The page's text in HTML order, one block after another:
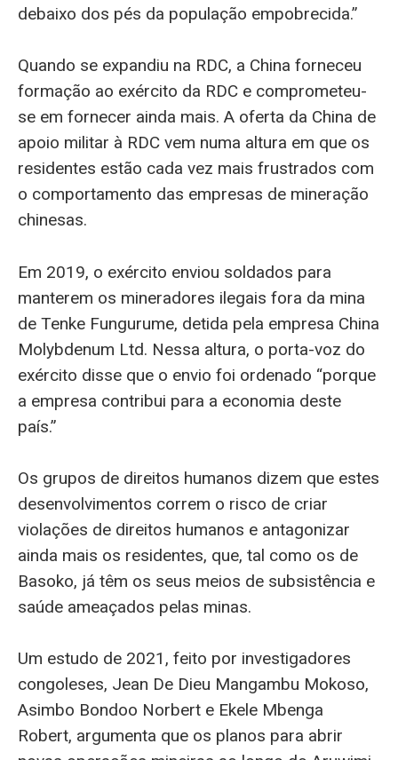
debaixo dos pés da população empobrecida.”
Quando se expandiu na RDC, a China forneceu
formação ao exército da RDC e comprometeu-
se em fornecer ainda mais. A oferta da China de
apoio militar à RDC vem numa altura em que os
residentes estão cada vez mais frustrados com
o comportamento das empresas de mineração
chinesas.
Em 2019, o exército enviou soldados para
manterem os mineradores ilegais fora da mina
de Tenke Fungurume, detida pela empresa China
Molybdenum Ltd. Nessa altura, o porta-voz do
exército disse que o envio foi ordenado “porque
a empresa contribui para a economia deste
país.”
Os grupos de direitos humanos dizem que estes
desenvolvimentos correm o risco de criar
violações de direitos humanos e antagonizar
ainda mais os residentes, que, tal como os de
Basoko, já têm os seus meios de subsistência e
saúde ameaçados pelas minas.
Um estudo de 2021, feito por investigadores
congoleses, Jean De Dieu Mangambu Mokoso,
Asimbo Bondoo Norbert e Ekele Mbenga
Robert, argumenta que os planos para abrir